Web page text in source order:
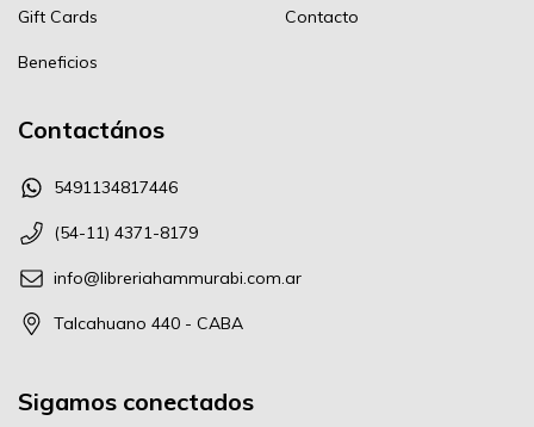
Gift Cards
Beneficios
Contacto
Contactános
5491134817446
(54-11) 4371-8179
info@libreriahammurabi.com.ar
Talcahuano 440 - CABA
Sigamos conectados